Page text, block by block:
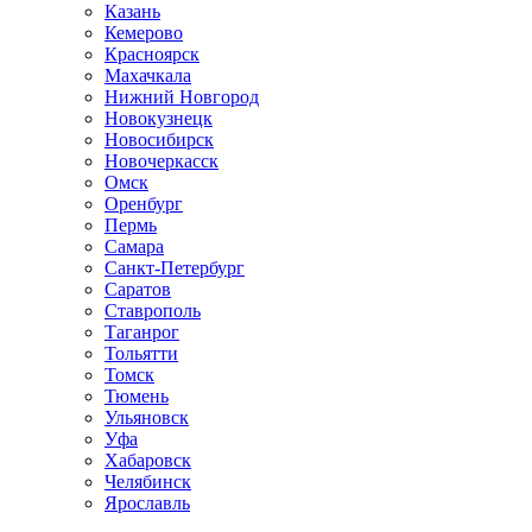
Казань
Кемерово
Красноярск
Махачкала
Нижний Новгород
Новокузнецк
Новосибирск
Новочеркаcск
Омск
Оренбург
Пермь
Самара
Санкт-Петербург
Саратов
Ставрополь
Таганрог
Тольятти
Томск
Тюмень
Ульяновск
Уфа
Хабаровск
Челябинск
Ярославль